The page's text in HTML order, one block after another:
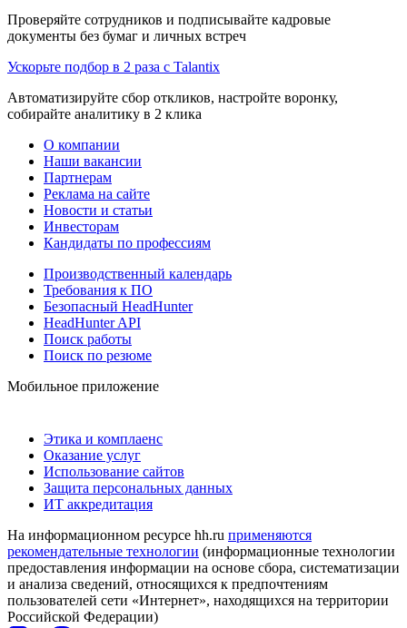
Проверяйте сотрудников и подписывайте кадровые
документы без бумаг и личных встреч
Ускорьте подбор в 2 раза с Talantix
Автоматизируйте сбор откликов, настройте воронку,
собирайте аналитику в 2 клика
О компании
Наши вакансии
Партнерам
Реклама на сайте
Новости и статьи
Инвесторам
Кандидаты по профессиям
Производственный календарь
Требования к ПО
Безопасный HeadHunter
HeadHunter API
Поиск работы
Поиск по резюме
Мобильное приложение
Этика и комплаенс
Оказание услуг
Использование сайтов
Защита персональных данных
ИТ аккредитация
На информационном ресурсе hh.ru применяются
рекомендательные технологии (информационные технологии
предоставления информации на основе сбора, систематизации
и анализа сведений, относящихся к предпочтениям
пользователей сети «Интернет», находящихся на территории
Российской Федерации)